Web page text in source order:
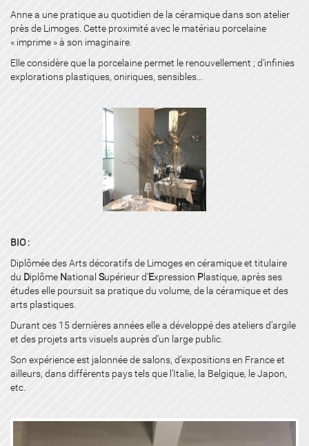
Anne a une pratique au quotidien de la céramique dans son atelier
près de Limoges. Cette proximité avec le matériau porcelaine
« imprime » à son imaginaire.
Elle considère que la porcelaine permet le renouvellement ; d’infinies
explorations plastiques, oniriques, sensibles…
BIO :
Diplômée des Arts décoratifs de Limoges en céramique et titulaire
du Diplôme National Supérieur d’Expression Plastique, après ses
études elle poursuit sa pratique du volume, de la céramique et des
arts plastiques.
Durant ces 15 dernières années elle a développé des ateliers d’argile
et des projets arts visuels auprès d’un large public.
Son expérience est jalonnée de salons, d’expositions en France et
ailleurs, dans différents pays tels que l’Italie, la Belgique, le Japon,
etc.